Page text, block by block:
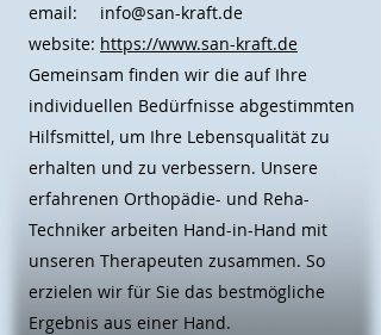
email:
website:
info@san-kraft.de
https://www.san-kraft.de
Gemeinsam finden wir die auf Ihre
individuellen Bedürfnisse abgestimmten
Hilfsmittel, um Ihre Lebensqualität zu
erhalten und zu verbessern. Unsere
erfahrenen Orthopädie- und Reha-
Techniker arbeiten Hand-in-Hand mit
unseren Therapeuten zusammen. So
erzielen wir für Sie das bestmögliche
Ergebnis aus einer Hand.